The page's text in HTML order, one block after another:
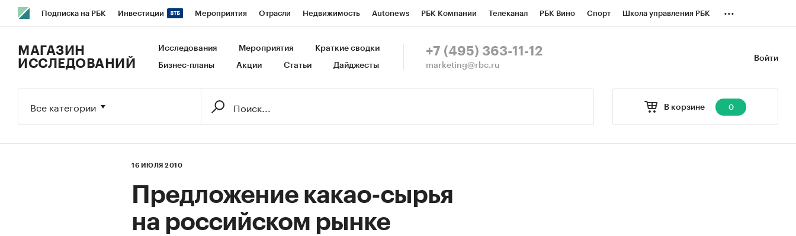
Подписка на РБК Инвестиции Мероприятия Отрасли Недвижимость Autonews РБК Компании Телеканал РБК Вино Спорт Школа управления РБК
Исследования Кредитные рейтинги Франшизы Газета Спецпроекты СПб Конференции СПб Спецпроекты
...
Войти
МАГАЗИН
ИССЛЕДОВАНИЙ
Исследования Мероприятия Краткие сводки
Бизнес-планы Акции Статьи Дайджесты
+7 (495) 363-11-12
marketing@rbc.ru
В корзине 0
Все категории
16 ИЮЛЯ 2010
Предложение какао-сырья
на российском рынке